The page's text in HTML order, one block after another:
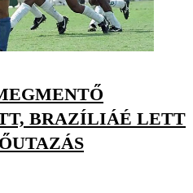
BRAZÍLIÁÉ LETT